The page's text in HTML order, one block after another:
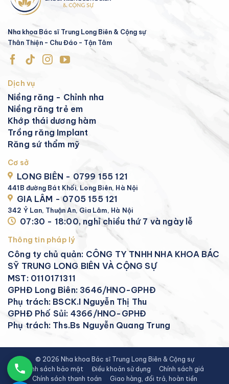
Nha khoa Bác sĩ Trung Long Biên & Cộng sự
Thân Thiện - Chu Đáo - Tận Tâm
Dịch vụ
Niềng răng - Chỉnh nha
Niềng răng trẻ em
Khớp thái dương hàm
Trồng răng Implant
Răng sứ thẩm mỹ
Cơ sở
LONG BIÊN - 0799 155 121
441B đường Bát Khối, Long Biên, Hà Nội
GIA LÂM - 0705 155 121
342 Ỷ Lan, Thuận An, Gia Lâm, Hà Nội
07:30 - 18:00, nghỉ chiều thứ 7 và ngày lễ
Thông tin pháp lý
Công ty chủ quản: CÔNG TY TNHH NHA KHOA BÁC
SỸ TRUNG LONG BIÊN VÀ CỘNG SỰ
MST: 0110171311
GPHĐ Long Biên: 3646/HNO-GPHĐ
Phụ trách: BSCK.I Nguyễn Thị Thu
GPHĐ Phố Sủi: 4366/HNO-GPHĐ
Phụ trách: Ths.Bs Nguyễn Quang Trung
© 2026 Nha khoa Bác sĩ Trung Long Biên & Cộng sự
Chính sách bảo mật
Điều khoản sử dụng
Chính sách giá
Chính sách thanh toán
Giao hàng, đổi trả, hoàn tiền